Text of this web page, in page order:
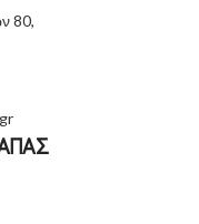
80,